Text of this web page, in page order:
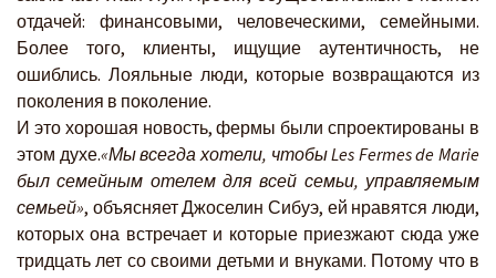
отдачей: финансовыми, человеческими, семейными.
Более того, клиенты, ищущие аутентичность, не
ошиблись. Лояльные люди, которые возвращаются из
поколения в поколение.
И это хорошая новость, фермы были спроектированы в
этом духе.«Мы всегда хотели, чтобы Les Fermes de Marie
был семейным отелем для всей семьи, управляемым
семьей», объясняет Джоселин Сибуэ, ей нравятся люди,
которых она встречает и которые приезжают сюда уже
тридцать лет со своими детьми и внуками. Потому что в